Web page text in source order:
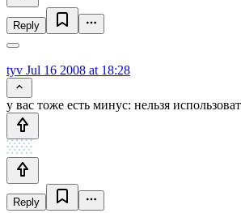
Reply
tyv Jul 16 2008 at 18:28
у вас тоже есть минус: нельзя
Reply